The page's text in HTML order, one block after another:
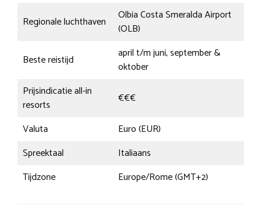
Regionale luchthaven
Olbia Costa Smeralda Airport
(OLB)
Beste reistijd
april t/m juni, september &
oktober
Prijsindicatie all-in
resorts
€€€
Valuta
Euro (EUR)
Spreektaal
Italiaans
Tijdzone
Europe/Rome (GMT+2)